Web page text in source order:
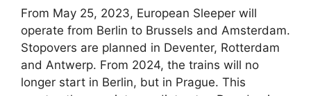
From May 25, 2023, European Sleeper will
operate from Berlin to Brussels and Amsterdam.
Stopovers are planned in Deventer, Rotterdam
and Antwerp. From 2024, the trains will no
longer start in Berlin, but in Prague. This